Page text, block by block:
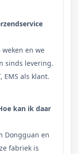
en we
sinds levering.
EMS als klant.
kan ik daar
Dongguan en
fabriek is